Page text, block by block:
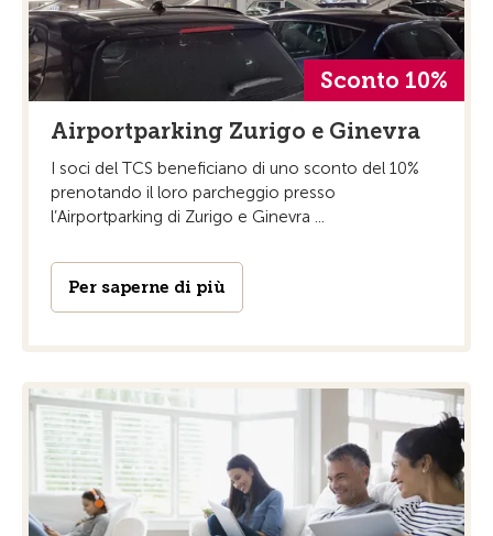
Sconto 10%
Airportparking Zurigo e Ginevra
I soci del TCS beneficiano di uno sconto del 10%
prenotando il loro parcheggio presso
l’Airportparking di Zurigo e Ginevra ...
Per saperne di più